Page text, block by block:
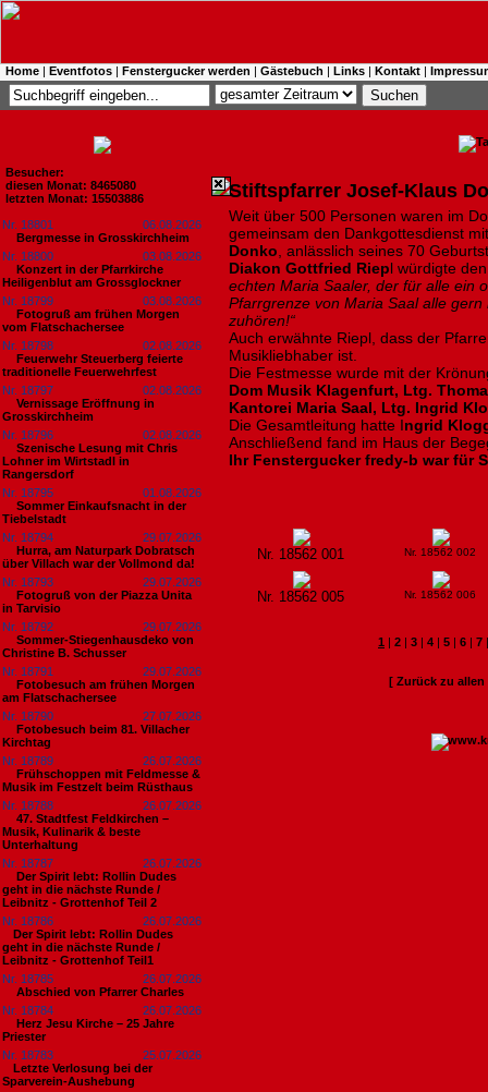
Home | Eventfotos | Fenstergucker werden | Gästebuch | Links | Kontakt |
Besucher:
diesen Monat: 8465080
letzten Monat: 15503886
Nr. 18801
06.08.2026
Bergmesse in Grosskirchheim
Nr. 18800
03.08.2026
Konzert in der Pfarrkirche
Heiligenblut am Grossglockner
Nr. 18799
03.08.2026
Fotogruß am frühen Morgen
vom Flatschachersee
Nr. 18798
02.08.2026
Feuerwehr Steuerberg feierte
traditionelle Feuerwehrfest
Nr. 18797
02.08.2026
Vernissage Eröffnung in
Grosskirchheim
Nr. 18796
02.08.2026
Szenische Lesung mit Chris
Lohner im Wirtstadl in
Rangersdorf
Nr. 18795
01.08.2026
Sommer Einkaufsnacht in der
Tiebelstadt
Nr. 18794
29.07.2026
Hurra, am Naturpark Dobratsch
über Villach war der Vollmond da!
Nr. 18793
29.07.2026
Fotogruß von der Piazza Unita
in Tarvisio
Nr. 18792
29.07.2026
Sommer-Stiegenhausdeko von
Christine B. Schusser
Nr. 18791
29.07.2026
Fotobesuch am frühen Morgen
am Flatschachersee
Nr. 18790
27.07.2026
Fotobesuch beim 81. Villacher
Kirchtag
Nr. 18789
26.07.2026
Frühschoppen mit Feldmesse &
Musik im Festzelt beim Rüsthaus
Nr. 18788
26.07.2026
47. Stadtfest Feldkirchen –
Musik, Kulinarik & beste
Unterhaltung
Nr. 18787
26.07.2026
Der Spirit lebt: Rollin Dudes
geht in die nächste Runde /
Leibnitz - Grottenhof Teil 2
Nr. 18786
26.07.2026
​Der Spirit lebt: Rollin Dudes
geht in die nächste Runde /
Leibnitz - Grottenhof Teil1
Nr. 18785
26.07.2026
Abschied von Pfarrer Charles
Nr. 18784
26.07.2026
Herz Jesu Kirche – 25 Jahre
Priester
Nr. 18783
25.07.2026
​Letzte Verlosung bei der
Sparverein-Aushebung
Stiftspfarrer Josef-Klaus
Weit über 500 Personen waren im
gemeinsam den Dankgottesdienst
Donko , anlässlich seines 70
Diakon Gottfried Riepl würdigte
echten Maria Saaler, der für alle ein
Pfarrgrenze von Maria Saal alle
zuhören!“
Auch erwähnte Riepl, dass der
Musikliebhaber ist.
Die Festmesse wurde mit der
Dom Musik Klagenfurt, Ltg.
Kantorei Maria Saal, Ltg. Ingrid
Die Gesamtleitung hatte Ingrid
Anschließend fand im Haus der
Ihr Fenstergucker fredy-b war für
Nr. 18562 001 Nr. 18562 002
Nr. 18562 005 Nr. 18562 006
1 | 2 | 3 | 4 | 5 | 6 | 7
[ Zurück zu